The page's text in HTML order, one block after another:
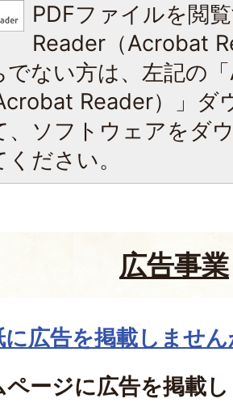
PDFファイルを閲
Reader（Acrobat
でない方は、左記の
Reader）」ダ
、ソフトウェアをダ
ださい。
広告事業
に広告を掲載しませ
ページに広告を掲載